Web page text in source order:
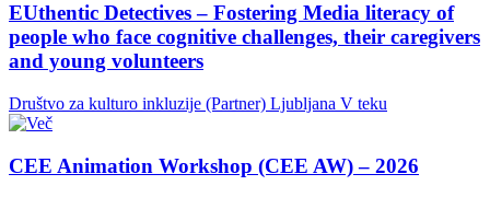
EUthentic Detectives – Fostering Media literacy of
people who face cognitive challenges, their caregivers
and young volunteers
Društvo za kulturo inkluzije (Partner) Ljubljana V teku
CEE Animation Workshop (CEE AW) – 2026